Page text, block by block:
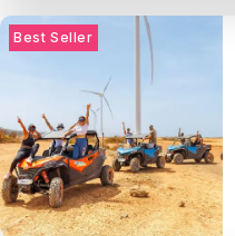
Prijsklasse
Soort
Aanbieder
Best Seller